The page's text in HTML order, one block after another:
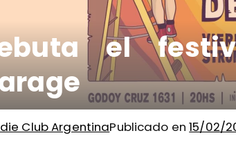
el
Club ArgentinaPublicado en15/02/